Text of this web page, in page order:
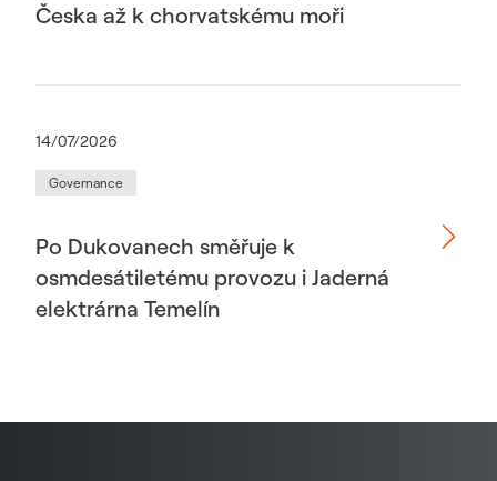
Česka až k chorvatskému moři
14/07/2026
Governance
Po Dukovanech směřuje k
osmdesátiletému provozu i Jaderná
elektrárna Temelín